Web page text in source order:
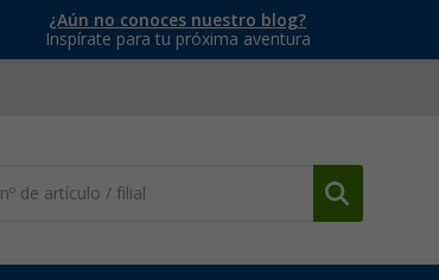
¿Aún no conoces nuestro blog?
Inspírate para tu próxima aventura